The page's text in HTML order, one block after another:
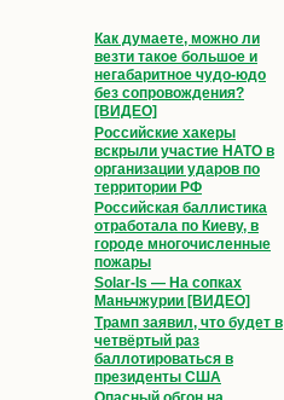
Как думаете, можно ли
везти такое большое и
негабаритное чудо-юдо
без сопровождения?
[ВИДЕО]
Российские хакеры
вскрыли участие НАТО в
организации ударов по
территории РФ
Российская баллистика
отработала по Киеву, в
городе многочисленные
пожары
Solar-Is — На сопках
Маньчжурии [ВИДЕО]
Трамп заявил, что будет в
четвёртый раз
баллотироваться в
президенты США